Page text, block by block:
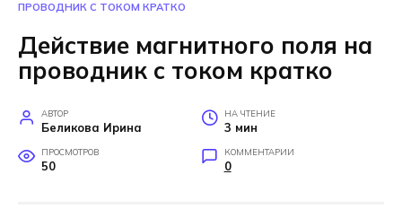
ПРОВОДНИК С ТОКОМ КРАТКО
Действие магнитного поля на
проводник с током кратко
АВТОР
Беликова Ирина
НА ЧТЕНИЕ
3 мин
ПРОСМОТРОВ
50
КОММЕНТАРИИ
0